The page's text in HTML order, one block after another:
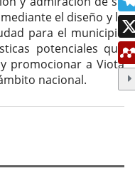
el diseño y la
para el municipio
potenciales que
promocionar a Viotá
nacional.